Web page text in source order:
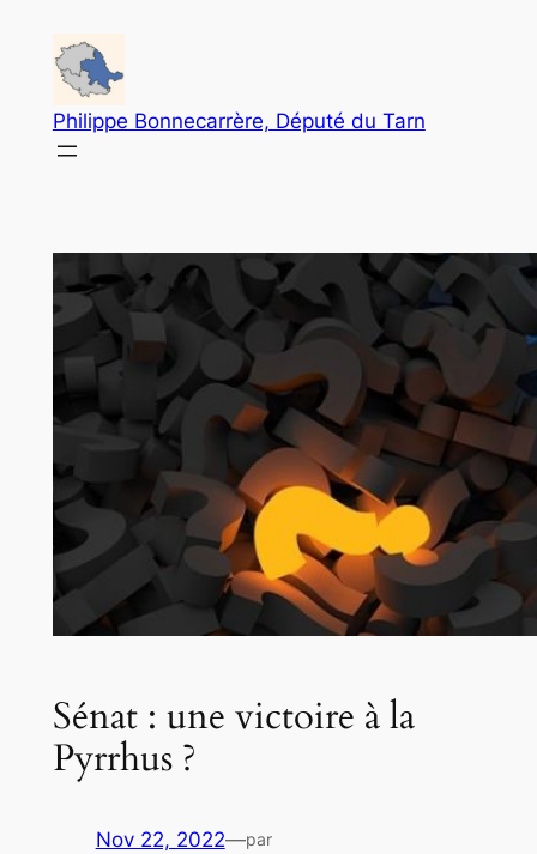
contenu
Philippe Bonnecarrère, Député du Tarn
Sénat : une victoire à la
Pyrrhus ?
Nov 22, 2022—par